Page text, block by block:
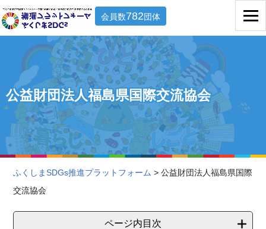
会員数782団体
公益財団法人福島県国際交流協会
ふくしまSDGs推進プラットフォーム > 公益財団法人福島県国際
交流協会
ページ内目次